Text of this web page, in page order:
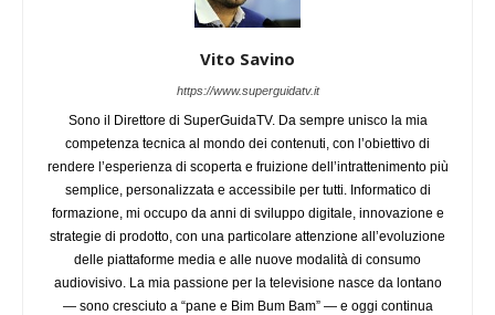
Vito Savino
https://www.superguidatv.it
Sono il Direttore di SuperGuidaTV. Da sempre unisco la mia
competenza tecnica al mondo dei contenuti, con l’obiettivo di
rendere l’esperienza di scoperta e fruizione dell’intrattenimento più
semplice, personalizzata e accessibile per tutti. Informatico di
formazione, mi occupo da anni di sviluppo digitale, innovazione e
strategie di prodotto, con una particolare attenzione all’evoluzione
delle piattaforme media e alle nuove modalità di consumo
audiovisivo. La mia passione per la televisione nasce da lontano
— sono cresciuto a “pane e Bim Bum Bam” — e oggi continua